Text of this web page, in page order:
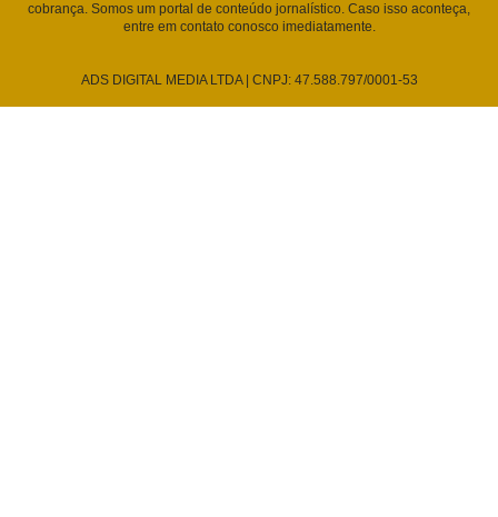
cobrança. Somos um portal de conteúdo jornalístico. Caso isso aconteça,
entre em contato conosco imediatamente.
ADS DIGITAL MEDIA LTDA | CNPJ: 47.588.797/0001-53